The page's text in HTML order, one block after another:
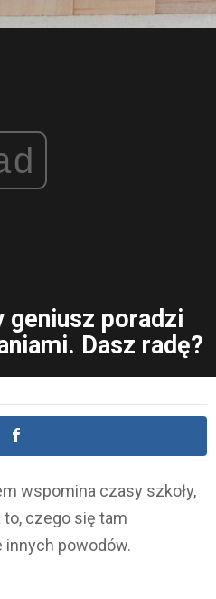
geniusz poradzi
Dasz radę?
wspomina czasy szkoły,
czego się tam
innych powodów.